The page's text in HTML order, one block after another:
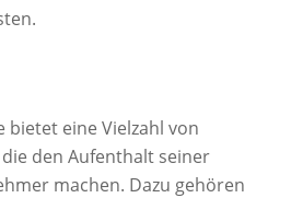
bietet eine Vielzahl von
den Aufenthalt seiner
machen. Dazu gehören